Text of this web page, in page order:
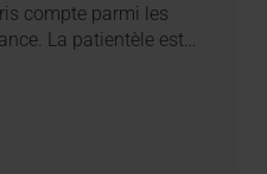
compte parmi les
La patientèle est…